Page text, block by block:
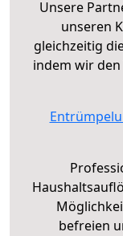
Unsere
unseren
gleichzeitig
indem wir
befreien